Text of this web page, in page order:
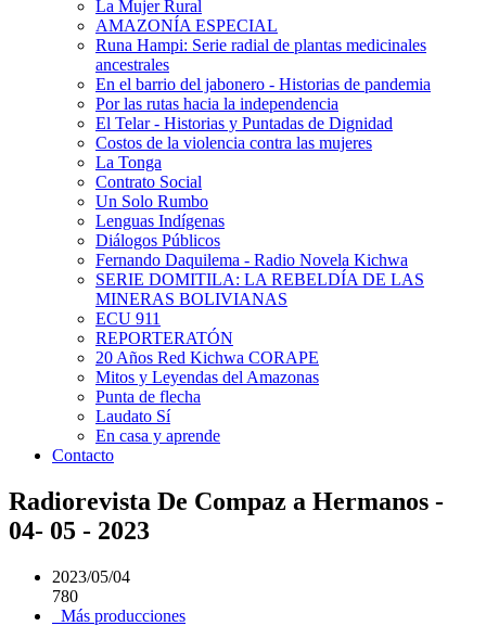
La Mujer Rural
AMAZONÍA ESPECIAL
Runa Hampi: Serie radial de plantas medicinales
ancestrales
En el barrio del jabonero - Historias de pandemia
Por las rutas hacia la independencia
El Telar - Historias y Puntadas de Dignidad
Costos de la violencia contra las mujeres
La Tonga
Contrato Social
Un Solo Rumbo
Lenguas Indígenas
Diálogos Públicos
Fernando Daquilema - Radio Novela Kichwa
SERIE DOMITILA: LA REBELDÍA DE LAS
MINERAS BOLIVIANAS
ECU 911
REPORTERATÓN
20 Años Red Kichwa CORAPE
Mitos y Leyendas del Amazonas
Punta de flecha
Laudato Sí
En casa y aprende
Contacto
Radiorevista De Compaz a Hermanos -
04- 05 - 2023
2023/05/04
780
Más producciones